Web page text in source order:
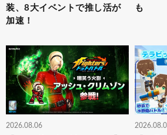
装、8大イベントで推し活が
加速！
も
2026.08.06